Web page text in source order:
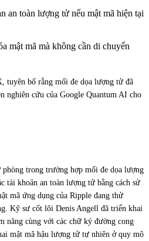
an toàn lượng tử nếu mật mã hiện tại
mật mã mà không cần di chuyển
tuyên bố rằng mối đe dọa lượng tử đã
nghiên cứu của Google Quantum AI cho
phòng trong trường hợp mối đe dọa lượng
tài khoản an toàn lượng tử bằng cách sử
mã ứng dụng của Ripple đang thử
Kỹ sư cốt lõi Denis Angell đã triển khai
năng cùng với các chữ ký đường cong
mật mã hậu lượng tử tự nhiên ở quy mô